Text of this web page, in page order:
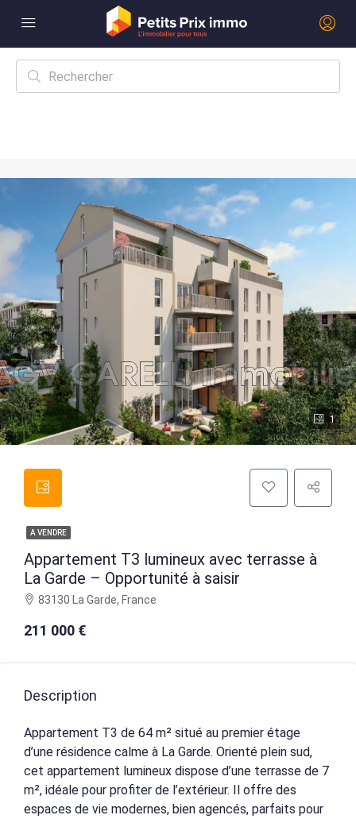
1
A VENDRE
Appartement T3 lumineux avec terrasse à
La Garde – Opportunité à saisir
83130 La Garde, France
211 000 €
Description
Appartement T3 de 64 m² situé au premier étage
d’une résidence calme à La Garde. Orienté plein sud,
cet appartement lumineux dispose d’une terrasse de 7
m², idéale pour profiter de l’extérieur. Il offre des
espaces de vie modernes, bien agencés, parfaits pour